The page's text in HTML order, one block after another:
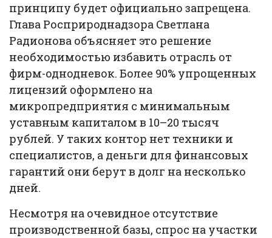
принципу будет официально запрещена.
Глава Росприроднадзора Светлана
Радионова объясняет это решение
необходимостью избавить отрасль от
фирм-однодневок. Более 90% упрощенных
лицензий оформлено на
микропредприятия с минимальным
уставным капиталом в 10–20 тысяч
рублей. У таких контор нет техники и
специалистов, а деньги для финансовых
гарантий они берут в долг на несколько
дней.
Несмотря на очевидное отсутствие
производственной базы, спрос на участки